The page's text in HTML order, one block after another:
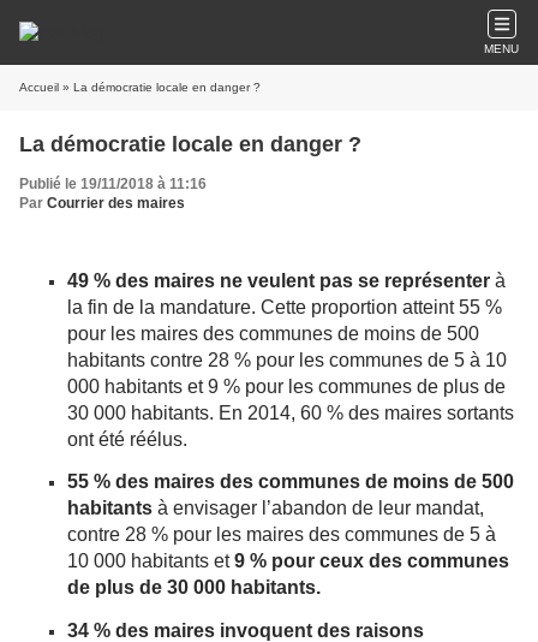
MENU
Accueil » La démocratie locale en danger ?
La démocratie locale en danger ?
Publié le 19/11/2018 à 11:16
Par Courrier des maires
49 % des maires ne veulent pas se représenter à
la fin de la mandature. Cette proportion atteint 55 %
pour les maires des communes de moins de 500
habitants contre 28 % pour les communes de 5 à 10
000 habitants et 9 % pour les communes de plus de
30 000 habitants. En 2014, 60 % des maires sortants
ont été réélus.
55 % des maires des communes de moins de 500
habitants à envisager l’abandon de leur mandat,
contre 28 % pour les maires des communes de 5 à
10 000 habitants et9 % pour ceux des communes
de plus de 30 000 habitants.
34 % des maires invoquent des raisons